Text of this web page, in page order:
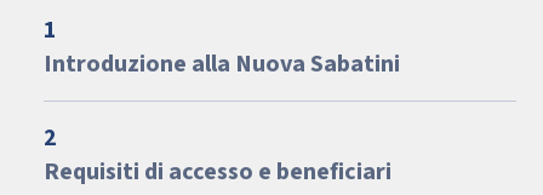
1
Introduzione alla Nuova Sabatini
2
Requisiti di accesso e beneficiari